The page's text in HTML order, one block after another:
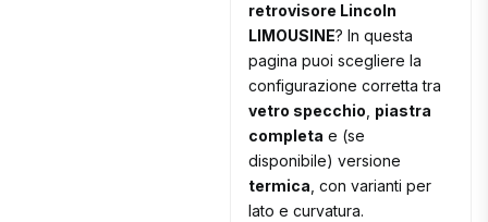
retrovisore Lincoln
LIMOUSINE? In questa
pagina puoi scegliere la
configurazione corretta tra
vetro specchio piastra
completa e (se
disponibile) versione
termica , con varianti per
lato e curvatura.